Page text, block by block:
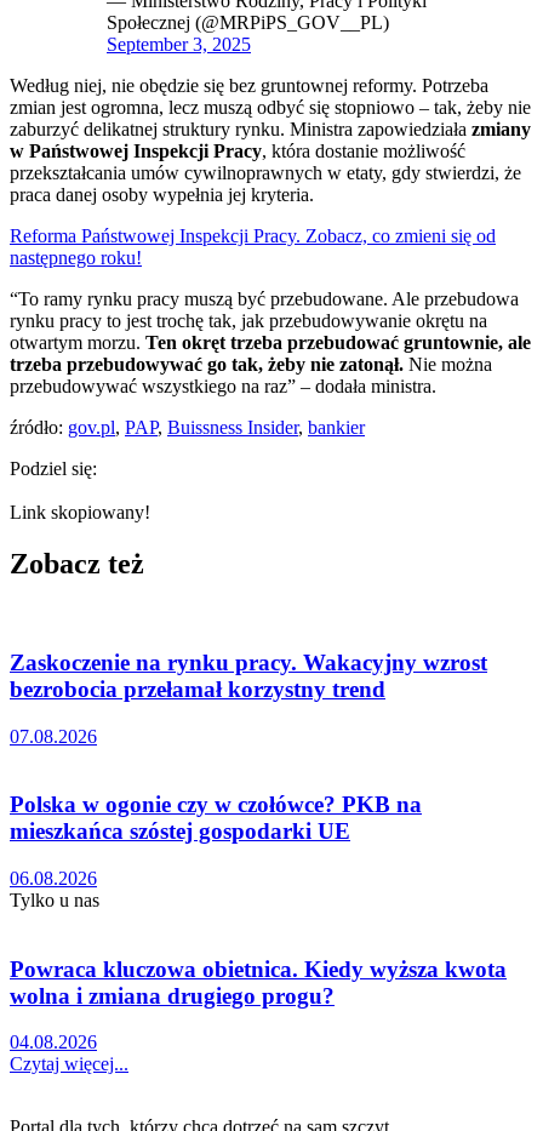
Społecznej (@MRPiPS_GOV__PL)
September 3, 2025
Według niej, nie obędzie się bez gruntownej reformy. Potrzeba
zmian jest ogromna, lecz muszą odbyć się stopniowo – tak, żeby nie
zaburzyć delikatnej struktury rynku. Ministra zapowiedziała zmiany
w Państwowej Inspekcji Pracy, która dostanie możliwość
przekształcania umów cywilnoprawnych w etaty, gdy stwierdzi, że
praca danej osoby wypełnia jej kryteria.
Reforma Państwowej Inspekcji Pracy. Zobacz, co zmieni się od
następnego roku!
“To ramy rynku pracy muszą być przebudowane. Ale przebudowa
rynku pracy to jest trochę tak, jak przebudowywanie okrętu na
otwartym morzu. Ten okręt trzeba przebudować gruntownie, ale
trzeba przebudowywać go tak, żeby nie zatonął. Nie można
przebudowywać wszystkiego na raz” – dodała ministra.
źródło: gov.pl, PAP, Buissness Insider, bankier
Podziel się:
Link skopiowany!
Zobacz też
Zaskoczenie na rynku pracy. Wakacyjny wzrost
bezrobocia przełamał korzystny trend
07.08.2026
Polska w ogonie czy w czołówce? PKB na
mieszkańca szóstej gospodarki UE
06.08.2026
Tylko u nas
Powraca kluczowa obietnica. Kiedy wyższa kwota
wolna i zmiana drugiego progu?
04.08.2026
Czytaj więcej...